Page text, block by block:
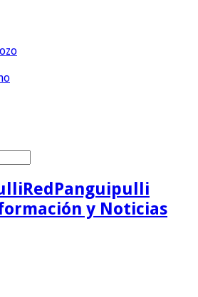
RedPanguipulli
y Noticias